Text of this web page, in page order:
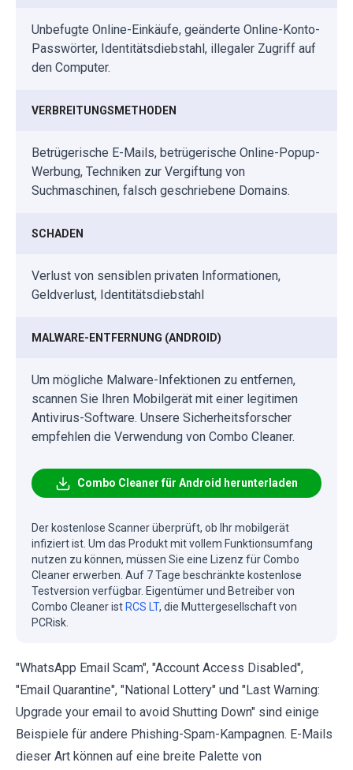
Unbefugte Online-Einkäufe, geänderte Online-Konto-
Passwörter, Identitätsdiebstahl, illegaler Zugriff auf
den Computer.
VERBREITUNGSMETHODEN
Betrügerische E-Mails, betrügerische Online-Popup-
Werbung, Techniken zur Vergiftung von
Suchmaschinen, falsch geschriebene Domains.
SCHADEN
Verlust von sensiblen privaten Informationen,
Geldverlust, Identitätsdiebstahl
MALWARE-ENTFERNUNG (ANDROID)
Um mögliche Malware-Infektionen zu entfernen,
scannen Sie Ihren Mobilgerät mit einer legitimen
Antivirus-Software. Unsere Sicherheitsforscher
empfehlen die Verwendung von Combo Cleaner.
Combo Cleaner für Android herunterladen
Der kostenlose Scanner überprüft, ob Ihr mobilgerät
infiziert ist. Um das Produkt mit vollem Funktionsumfang
nutzen zu können, müssen Sie eine Lizenz für Combo
Cleaner erwerben. Auf 7 Tage beschränkte kostenlose
Testversion verfügbar. Eigentümer und Betreiber von
Combo Cleaner ist RCS LT, die Muttergesellschaft von
PCRisk.
"WhatsApp Email Scam", "Account Access Disabled",
"Email Quarantine", "National Lottery" und "Last Warning:
Upgrade your email to avoid Shutting Down" sind einige
Beispiele für andere Phishing-Spam-Kampagnen. E-Mails
dieser Art können auf eine breite Palette von